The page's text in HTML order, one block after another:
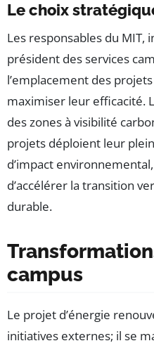
Le choix
Les responsables du MIT,
président des services
l’emplacement des
maximiser leur efficacité.
des zones à visibilité
projets déploient leur
d’impact
d’accélérer la transition
durable.
campus
Le projet d’énergie
initiatives externes; il se